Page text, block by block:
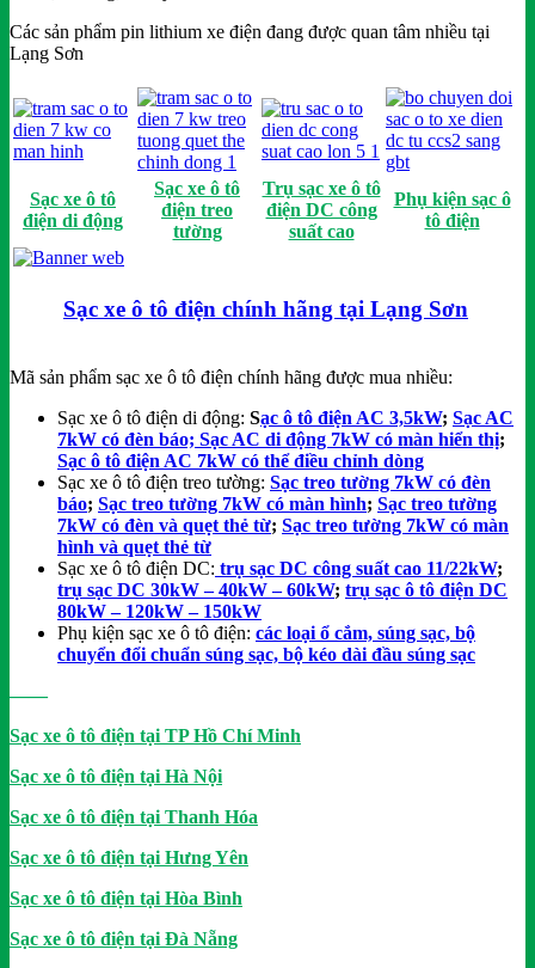
Các sản phẩm pin lithium xe điện đang được quan tâm nhiều tại
Lạng Sơn
Sạc xe ô tô
điện di động
Sạc xe ô tô
điện treo
tường
Trụ sạc xe ô tô
điện DC công
suất cao
Phụ kiện sạc ô
tô điện
Sạc xe ô tô điện chính hãng tại Lạng Sơn
Mã sản phẩm sạc xe ô tô điện chính hãng được mua nhiều:
Sạc xe ô tô điện di động: Sạc ô tô điện AC 3,5kW; Sạc AC
7kW có đèn báo; Sạc AC di động 7kW có màn hiển thị;
Sạc ô tô điện AC 7kW có thể điều chỉnh dòng
Sạc xe ô tô điện treo tường: Sạc treo tường 7kW có đèn
báo; Sạc treo tường 7kW có màn hình; Sạc treo tường
7kW có đèn và quẹt thẻ từ; Sạc treo tường 7kW có màn
hình và quẹt thẻ từ
Sạc xe ô tô điện DC: trụ sạc DC công suất cao 11/22kW;
trụ sạc DC 30kW – 40kW – 60kW; trụ sạc ô tô điện DC
80kW – 120kW – 150kW
Phụ kiện sạc xe ô tô điện: các loại ổ cắm, súng sạc, bộ
chuyển đổi chuẩn súng sạc, bộ kéo dài đầu súng sạc
——
Sạc xe ô tô điện tại TP Hồ Chí Minh
Sạc xe ô tô điện tại Hà Nội
Sạc xe ô tô điện tại Thanh Hóa
Sạc xe ô tô điện tại Hưng Yên
Sạc xe ô tô điện tại Hòa Bình
Sạc xe ô tô điện tại Đà Nẵng